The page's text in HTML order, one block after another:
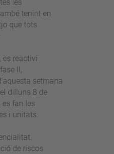
les
tenint en
que tots
es reactivi
II,
setmana
dilluns 8 de
fan les
i unitats.
de riscos